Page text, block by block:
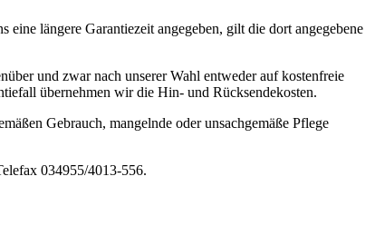
längere Garantiezeit angegeben, gilt die dort angegebene
und zwar nach unserer Wahl entweder auf kostenfreie
übernehmen wir die Hin- und Rücksendekosten.
Gebrauch, mangelnde oder unsachgemäße Pflege
034955/4013-556.